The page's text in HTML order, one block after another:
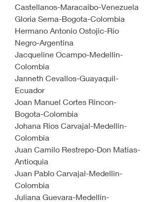
Castellanos-Maracaibo-Venezuela
Gloria Serna-Bogota-Colombia
Hermano Antonio Ostojic-Rio
Negro-Argentina
Jacqueline Ocampo-Medellin-
Colombia
Janneth Cevallos-Guayaquil-
Ecuador
Joan Manuel Cortes Rincon-
Bogota-Colombia
Johana Rios Carvajal-Medellin-
Colombia
Juan Camilo Restrepo-Don Matias-
Antioquia
Juan Pablo Carvajal-Medellin-
Colombia
Juliana Guevara-Medellin-